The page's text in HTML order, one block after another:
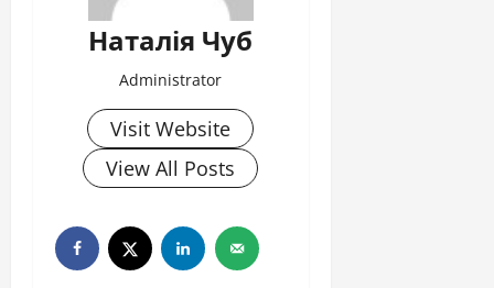
Наталія Чуб
Administrator
Visit Website
View All Posts